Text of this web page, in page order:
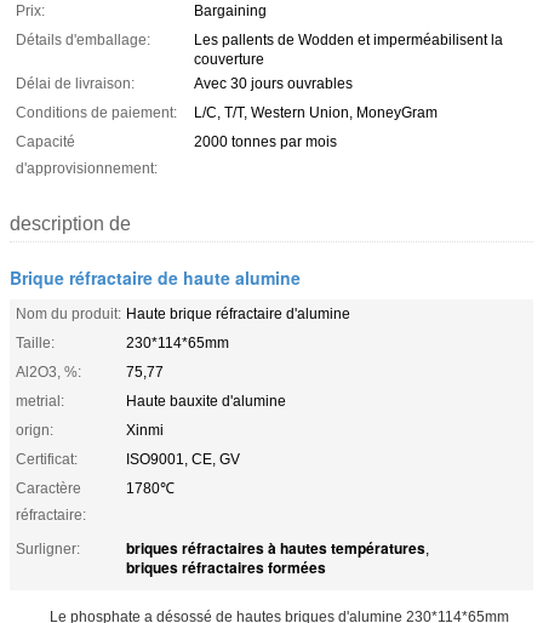
Prix:
Bargaining
Détails d'emballage:
Les pallents de Wodden et imperméabilisent la
couverture
Délai de livraison:
Avec 30 jours ouvrables
Conditions de paiement:
L/C, T/T, Western Union, MoneyGram
Capacité
d'approvisionnement:
2000 tonnes par mois
description de
Brique réfractaire de haute alumine
Nom du produit: Haute brique réfractaire d'alumine
Taille:
230*114*65mm
Al2O3, %:
75,77
metrial:
Haute bauxite d'alumine
orign:
Xinmi
Certificat:
ISO9001, CE, GV
Caractère
réfractaire:
1780℃
Surligner: briques réfractaires à hautes températures,
briques réfractaires formées
Le phosphate a désossé de hautes briques d'alumine 230*114*65mm